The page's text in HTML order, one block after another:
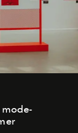
mode-